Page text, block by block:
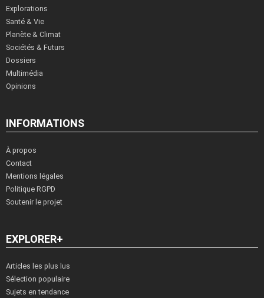
Explorations
Santé & Vie
Planète & Climat
Sociétés & Futurs
Dossiers
Multimédia
Opinions
INFORMATIONS
À propos
Contact
Mentions légales
Politique RGPD
Soutenir le projet
EXPLORER+
Articles les plus lus
Sélection populaire
Sujets en tendance